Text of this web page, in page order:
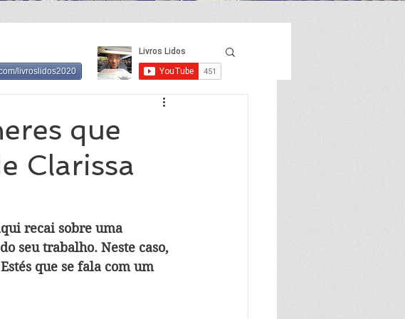
que
Clarissa
recai sobre uma
seu trabalho. Neste caso,
que se fala com um
livroslidos2020